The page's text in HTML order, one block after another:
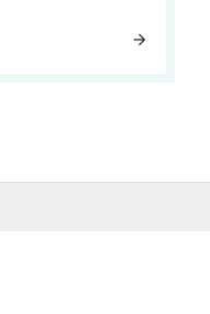
arrow_forward